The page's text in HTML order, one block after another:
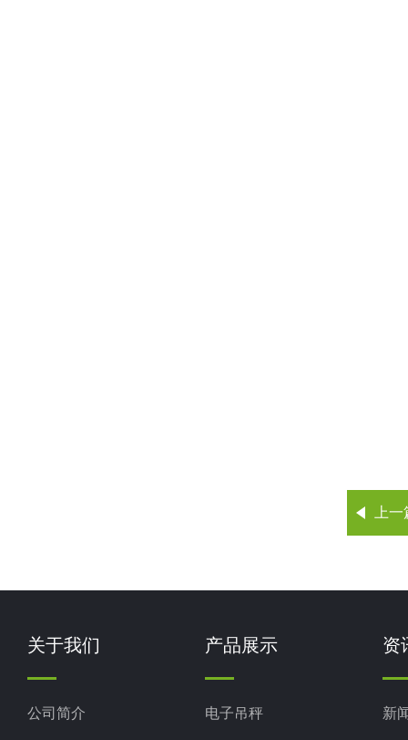
上
关于我们
公司简介
产品展示
电子吊秤
资
新